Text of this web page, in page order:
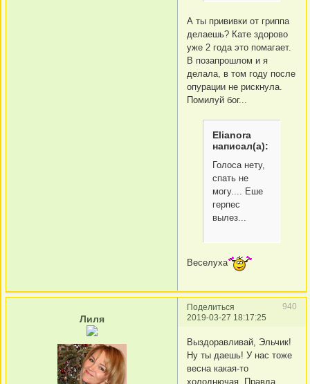
А ты прививки от гриппа
делаешь? Кате здорово
уже 2 года это помагает.
В позапрошлом и я
делала, в том году после
опурации не рискнула.
Помилуй бог...
Elianora
написал(а):
Голоса нету,
спать не
могу.... Еше
герпес
вылез...
Веселуха
Поделиться
940
2019-03-27 18:17:25
Лиля
Выздоравливай, Эльчик!
Ну ты даешь! У нас тоже
весна какая-то
холоднючая. Правда